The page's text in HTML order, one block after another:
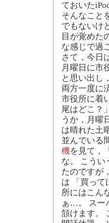
ておいた
そんなこと
でもないけ
目が覚めた
な感じで過
さて，今日
月曜日に市
と思い出し
両方一度に
市役所に着
尾はどこ？
うか，月曜
は晴れた土
並んでいる
機を見て，
な。 こうい
たのですが
は 「買って
所にはこん
ぁ…。 スー
頷けます。